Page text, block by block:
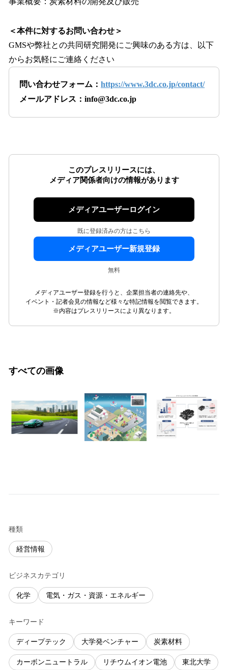
＜本件に対するお問い合わせ＞
GMSや弊社との共同研究開発にご興味のある方は、以下
からお気軽にご連絡ください
問い合わせフォーム： https://www.3dc.co.jp/contact/
メールアドレス：info@3dc.co.jp
このプレスリリースには、
メディア関係者向けの情報があります
メディアユーザーログイン
既に登録済みの方はこちら
メディアユーザー新規登録
無料
メディアユーザー登録を行うと、企業担当者の連絡先や、
イベント・記者会見の情報など様々な特記情報を閲覧できます。
※内容はプレスリリースにより異なります。
すべての画像
種類
経営情報
ビジネスカテゴリ
化学 電気・ガス・資源・エネルギー
キーワード
ディープテック 大学発ベンチャー 炭素材料
カーボンニュートラル リチウムイオン電池 東北大学